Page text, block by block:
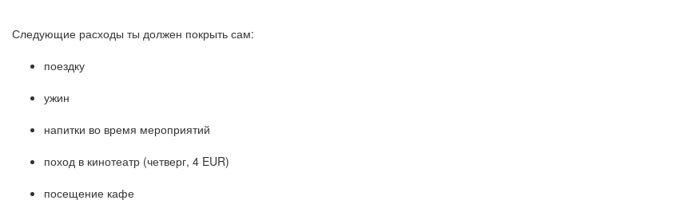
Следующие расходы ты должен покрыть сам:
поездку
ужин
напитки во время мероприятий
поход в кинотеатр (четверг, 4 EUR)
посещение кафе